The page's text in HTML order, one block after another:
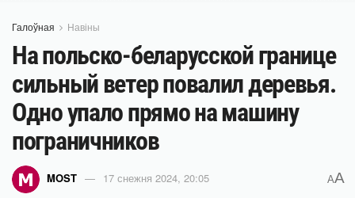
Галоўная Навіны
На польско-беларусской границе
сильный ветер повалил деревья.
Одно упало прямо на машину
пограничников
MOST 17 снежня 2024, 20:05 AA